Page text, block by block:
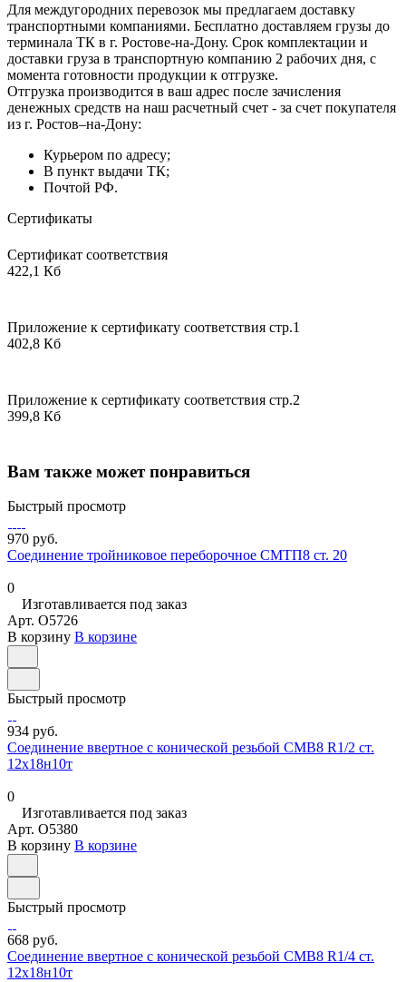
Для междугородних перевозок мы предлагаем доставку
транспортными компаниями. Бесплатно доставляем грузы до
терминала ТК в г. Ростове-на-Дону. Срок комплектации и
доставки груза в транспортную компанию 2 рабочих дня, с
момента готовности продукции к отгрузке.
Отгрузка производится в ваш адрес после зачисления
денежных средств на наш расчетный счет - за счет покупателя
из г. Ростов–на-Дону:
Курьером по адресу;
В пункт выдачи ТК;
Почтой РФ.
Сертификаты
Сертификат соответствия
422,1 Кб
Приложение к сертификату соответствия стр.1
402,8 Кб
Приложение к сертификату соответствия стр.2
399,8 Кб
Вам также может понравиться
Быстрый просмотр
970 руб.
Соединение тройниковое переборочное СМТП8 ст. 20
0
Изготавливается под заказ
Арт. O5726
В корзину В корзине
Быстрый просмотр
934 руб.
Соединение ввертное с конической резьбой СМВ8 R1/2 ст.
12х18н10т
0
Изготавливается под заказ
Арт. O5380
В корзину В корзине
Быстрый просмотр
668 руб.
Соединение ввертное с конической резьбой СМВ8 R1/4 ст.
12х18н10т